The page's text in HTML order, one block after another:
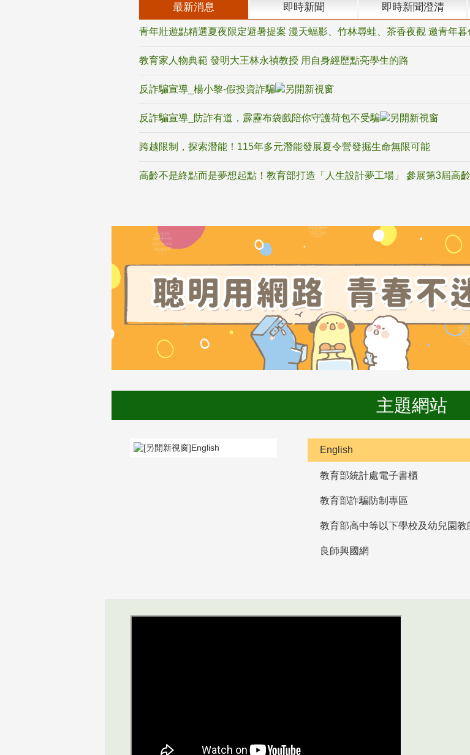
最新消息 即時新聞 即時新聞澄清
青年壯遊點精選夏夜限定避暑提案 漫天蝠影、竹林尋蛙、茶香夜觀 邀青年暮
教育家人物典範 發明大王林永禎教授 用自身經歷點亮學生的路
反詐騙宣導_楊小黎-假投資詐騙
反詐騙宣導_防詐有道，霹靂布袋戲陪你守護荷包不受騙
跨越限制，探索潛能！115年多元潛能發展夏令營發掘生命無限可能
高齡不是終點而是夢想起點！教育部打造「人生設計夢工場」 參展第3屆高
主題網站
English
教育部統計處電子書櫃
教育部詐騙防制專區
良師興國網